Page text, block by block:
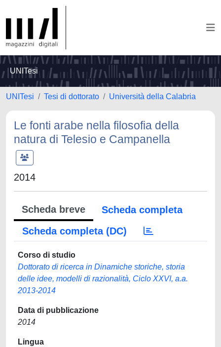
UNITesi
UNITesi Tesi di dottorato Università della Calabria
Le fonti arabe nella filosofia della
natura di Telesio e Campanella
2014
Scheda breve
Scheda completa
Scheda completa (DC)
Corso di studio
Dottorato di ricerca in Dinamiche storiche, storia
delle idee, modelli di razionalità, Ciclo XXVI, a.a.
2013-2014
Data di pubblicazione
2014
Lingua